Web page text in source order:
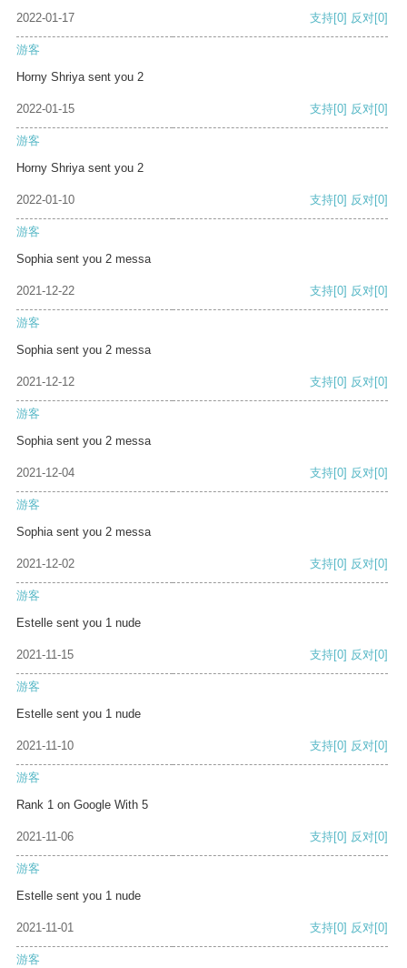
2022-01-17 支持[0] 反对[0]
游客
Horny Shriya sent you 2
2022-01-15 支持[0] 反对[0]
游客
Horny Shriya sent you 2
2022-01-10 支持[0] 反对[0]
游客
Sophia sent you 2 messa
2021-12-22 支持[0] 反对[0]
游客
Sophia sent you 2 messa
2021-12-12 支持[0] 反对[0]
游客
Sophia sent you 2 messa
2021-12-04 支持[0] 反对[0]
游客
Sophia sent you 2 messa
2021-12-02 支持[0] 反对[0]
游客
Estelle sent you 1 nude
2021-11-15 支持[0] 反对[0]
游客
Estelle sent you 1 nude
2021-11-10 支持[0] 反对[0]
游客
Rank 1 on Google With 5
2021-11-06 支持[0] 反对[0]
游客
Estelle sent you 1 nude
2021-11-01 支持[0] 反对[0]
游客